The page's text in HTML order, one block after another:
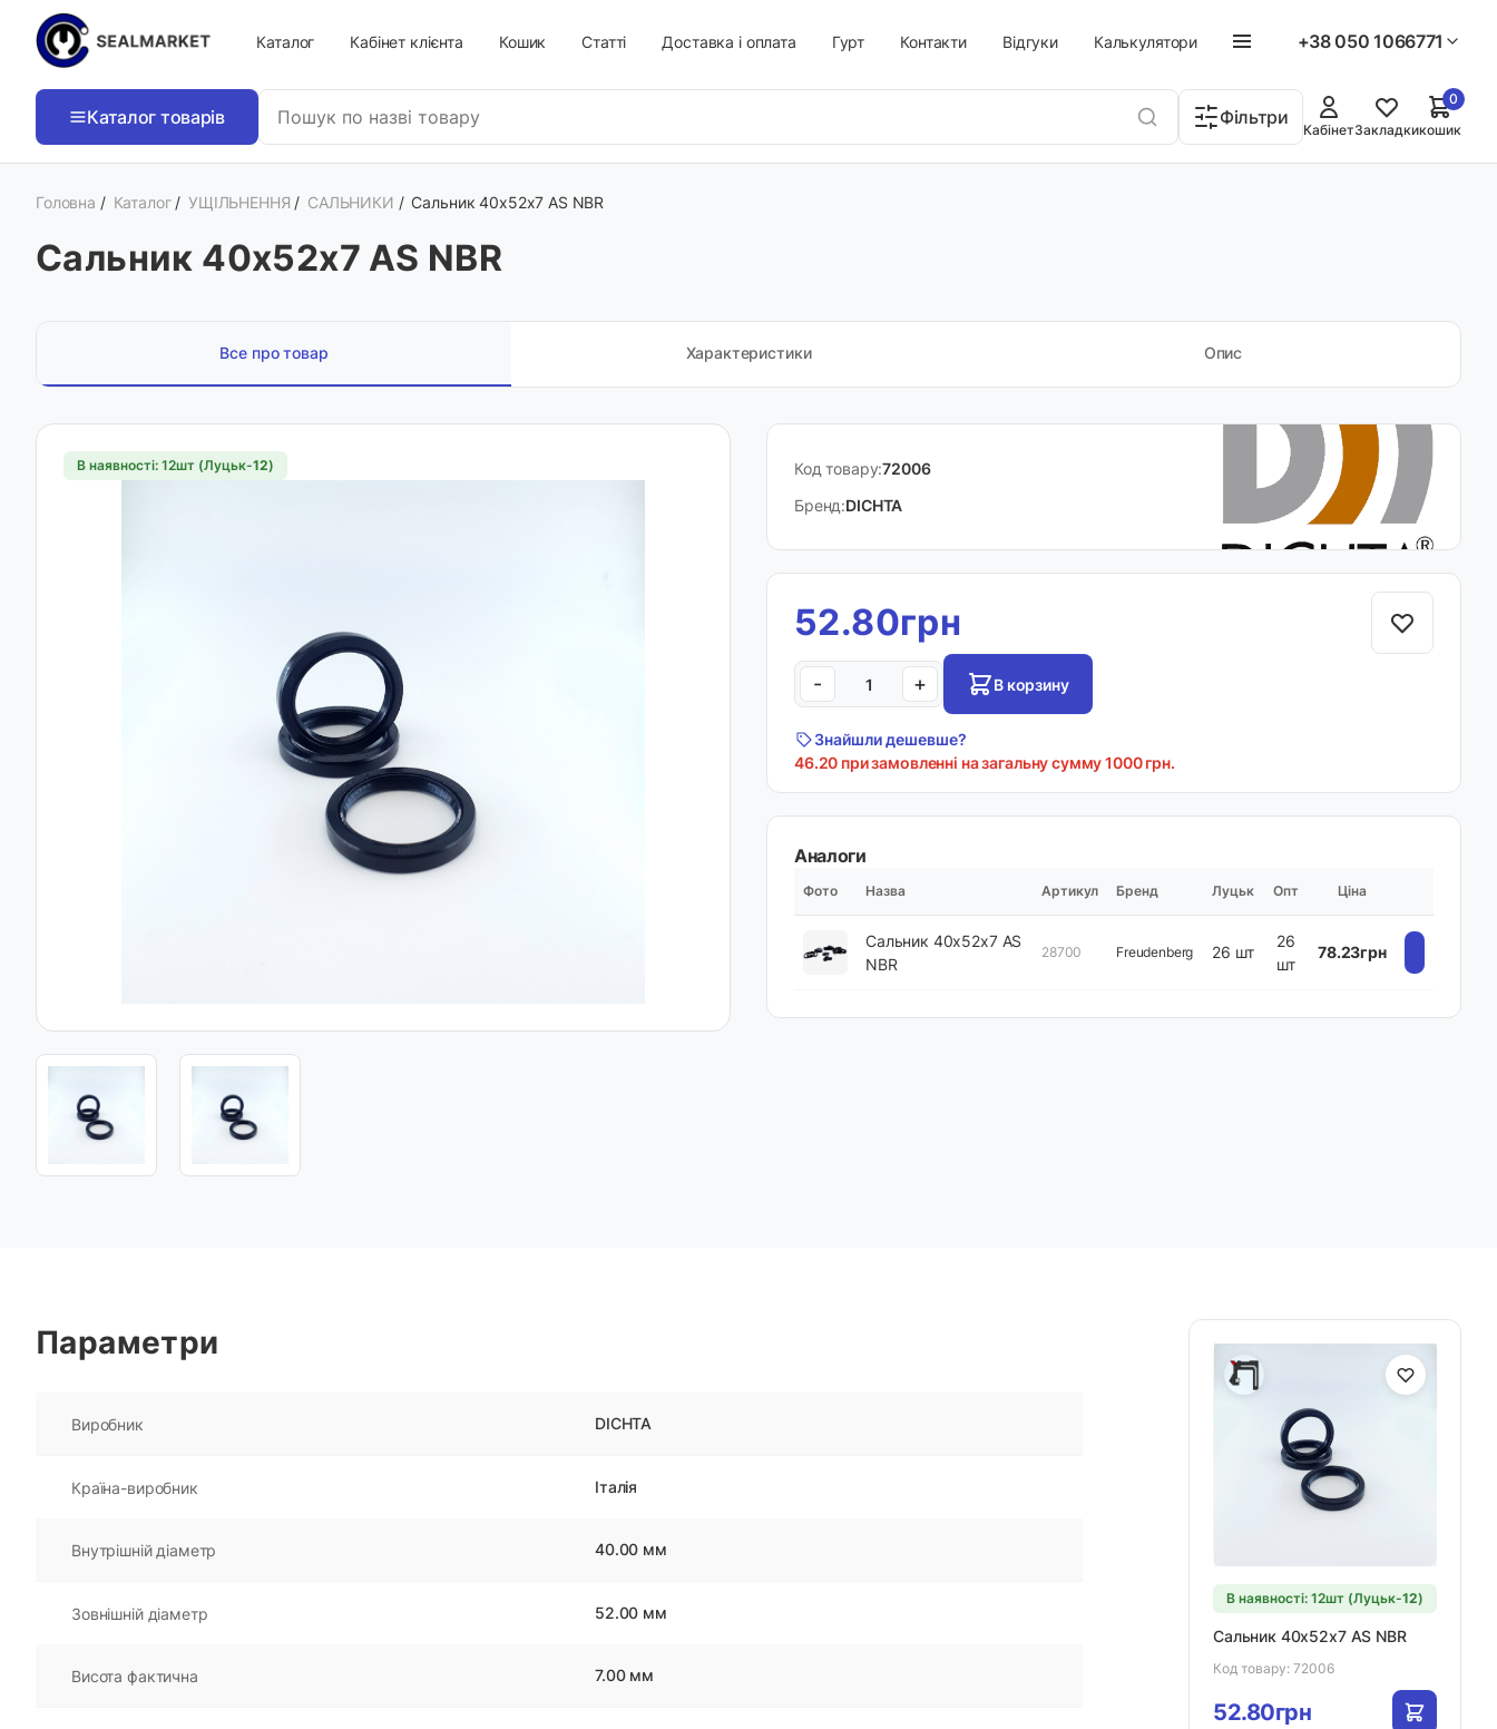
Каталог Кабінет клієнта Кошик Статті Доставка і оплата Гурт Контакти Відгуки Калькулятори +38 050 1066771
Каталог товарів Фільтри
КабінетЗакладкикошик
0
Головна / Каталог /УЩІЛЬНЕННЯ / САЛЬНИКИ /Сальник 40х52х7 AS NBR
Сальник 40х52х7 AS NBR
Все про товар Характеристики Опис
В наявності: 12шт (Луцьк-12) Код товару:72006
Бренд:DICHTA
52.80грн
- + В корзину
Знайшли дешевше?
46.20 при замовленні на загальну сумму 1000 грн.
Аналоги
Фото Назва Артикул Бренд Луцьк Опт Ціна
Сальник 40х52х7 AS
NBR
28700 Freudenberg 26 шт
26
шт
78.23грн
Параметри
Виробник DICHTA
Країна-виробник Італія
Внутрішній діаметр 40.00 мм
Зовнішній діаметр 52.00 мм
Висота фактична 7.00 мм
В наявності: 12шт (Луцьк-12)
Сальник 40х52х7 AS NBR
Код товару: 72006
52.80грн